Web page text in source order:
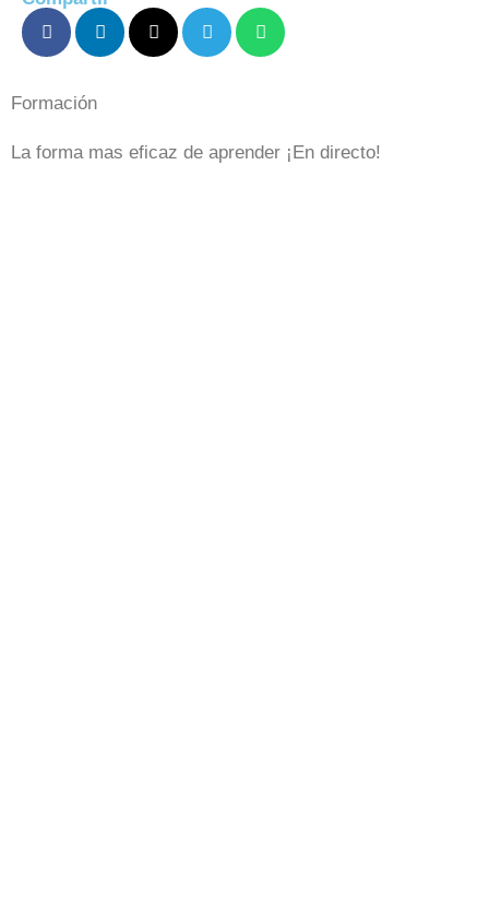
Formación
La forma mas eficaz de aprender ¡En directo!